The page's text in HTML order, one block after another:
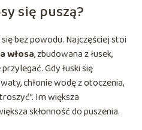
się puszą?
bez powodu. Najczęściej stoi
włosa, zbudowana z łusek,
Gdy łuski się
chłonie wodę z otoczenia,
Im większa
skłonność do puszenia.